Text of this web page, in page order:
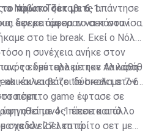
το πρώτο σετ με 6-1.
ο Νόβακ Τζόκοβιτς απάντησε
έφερε άμεσα το σετ στα ίσα.
δεν κατάφεραν να κάνουν
στο tie break. Εκεί ο Νόλε
η συνέχεια ανήκε στον
εκμεταλλεύτηκε τα λάθη
έκλεισε το tie break με 7-6
στα σετ.
το δεύτερο με τον Αλκαράθ
και να βάζει δύσκολα στον
πέμπτο game έφτασε σε
με 4-1 έπειτα από
σχεδόν 27 λεπτά.
ο Ισπανός πίεσε και άλλο
να κλείσει το τρίτο σετ με